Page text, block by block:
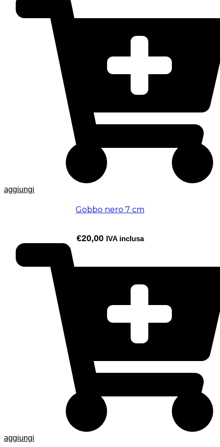
aggiungi
Gobbo nero 7 cm
€20,00 IVA inclusa
aggiungi